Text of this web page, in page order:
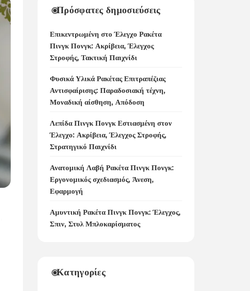
Πρόσφατες δημοσιεύσεις
Επικεντρωμένη στο Έλεγχο Ρακέτα
Πινγκ Πονγκ: Ακρίβεια, Έλεγχος
Στροφής, Τακτική Παιχνίδι
Φυσικά Υλικά Ρακέτας Επιτραπέζιας
Αντισφαίρισης: Παραδοσιακή τέχνη,
Μοναδική αίσθηση, Απόδοση
Λεπίδα Πινγκ Πονγκ Εστιασμένη στον
Έλεγχο: Ακρίβεια, Έλεγχος Στροφής,
Στρατηγικό Παιχνίδι
Ανατομική Λαβή Ρακέτα Πινγκ Πονγκ:
Εργονομικός σχεδιασμός, Άνεση,
Εφαρμογή
Αμυντική Ρακέτα Πινγκ Πονγκ: Έλεγχος,
Σπιν, Στυλ Μπλοκαρίσματος
Κατηγορίες